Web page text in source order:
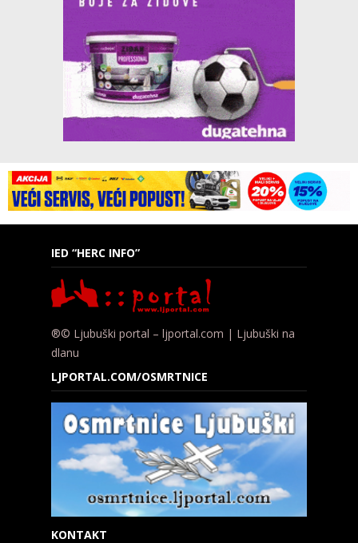
IED “HERC INFO”
®© Ljubuški portal – ljportal.com | Ljubuški na
dlanu
LJPORTAL.COM/OSMRTNICE
KONTAKT